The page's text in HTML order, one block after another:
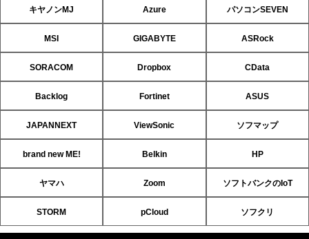
キヤノンMJ Azure パソコンSEVEN
MSI GIGABYTE ASRock
SORACOM Dropbox CData
Backlog Fortinet ASUS
JAPANNEXT ViewSonic ソフマップ
brand new ME! Belkin HP
ヤマハ Zoom ソフトバンクのIoT
STORM pCloud ソフクリ